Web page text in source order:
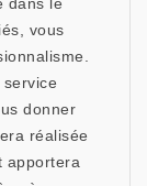
dans le
vous
donner
réalisée
apportera